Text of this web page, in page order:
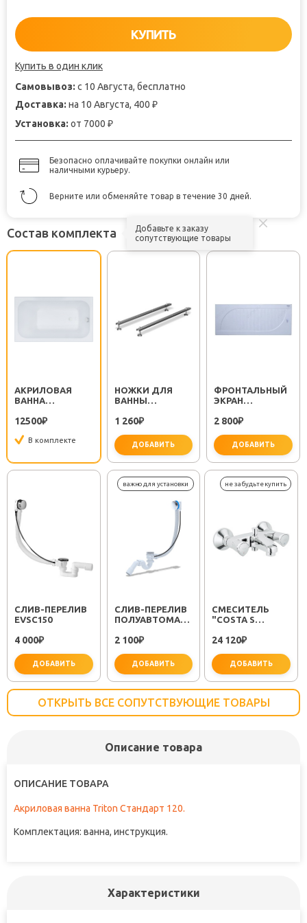
КУПИТЬ
Купить в один клик
Самовывоз: с 10 Августа, бесплатно
Доставка: на 10 Августа, 400 ₽
Установка: от 7000 ₽
Безопасно оплачивайте покупки онлайн или
наличными курьеру.
Верните или обменяйте товар в течение 30 дней.
Состав комплекта
Добавьте к заказу
сопутствующие товары
АКРИЛОВАЯ
ВАННА
12500₽
В комплекте
НОЖКИ ДЛЯ
ВАННЫ
1 260₽
ДОБАВИТЬ
ФРОНТАЛЬНЫЙ
ЭКРАН
2 800₽
ДОБАВИТЬ
CЛИВ-ПЕРЕЛИВ
EVSC150
4 000₽
ДОБАВИТЬ
CЛИВ-ПЕРЕЛИВ
ПОЛУАВТОМАТ
2 100₽
ДОБАВИТЬ
СМЕСИТЕЛЬ
"COSTA S
24 120₽
ДОБАВИТЬ
ОТКРЫТЬ ВСЕ СОПУТСТВУЮЩИЕ ТОВАРЫ
Описание товара
ОПИСАНИЕ ТОВАРА
Акриловая ванна Triton Стандарт 120.
Комплектация: ванна, инструкция.
Характеристики